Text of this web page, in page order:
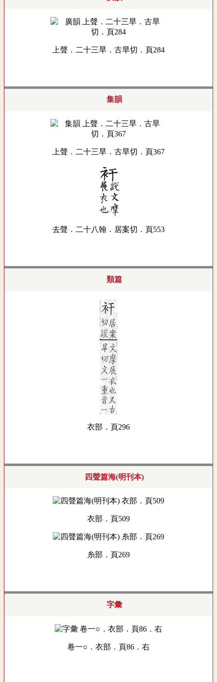
上聲．二十三旱．古旱切．頁284
集韻
上聲．二十三旱．古旱切．頁367
去聲．二十八翰．居案切．頁553
類篇
衣部．頁296
四聲篇海(明刊本)
衣部．頁509
糸部．頁269
字彙
卷一○．衣部．頁86．右